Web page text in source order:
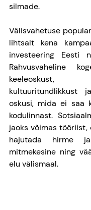
silmade.
Välisvahetuse
lihtsalt kena
investeering Eesti
Rahvusvaheline
keeleoskust,
kultuuritundlikkust
oskusi, mida ei saa
kodulinnast.
jaoks võimas
hajutada hirme
mitmekesine ning
elu välismaal.